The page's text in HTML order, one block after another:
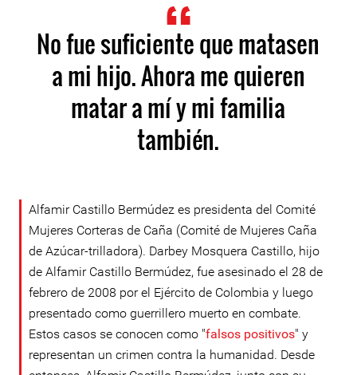
No fue suficiente que matasen
a mi hijo. Ahora me quieren
matar a mí y mi familia
también.
Alfamir Castillo Bermúdez es presidenta del Comité
Mujeres Corteras de Caña (Comité de Mujeres Caña
de Azúcar-trilladora). Darbey Mosquera Castillo, hijo
de Alfamir Castillo Bermúdez, fue asesinado el 28 de
febrero de 2008 por el Ejército de Colombia y luego
presentado como guerrillero muerto en combate.
Estos casos se conocen como "falsos positivos" y
representan un crimen contra la humanidad. Desde